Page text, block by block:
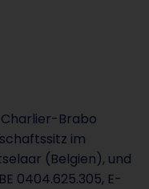
Brabo
im
(Belgien), und
0404.625.305, E-